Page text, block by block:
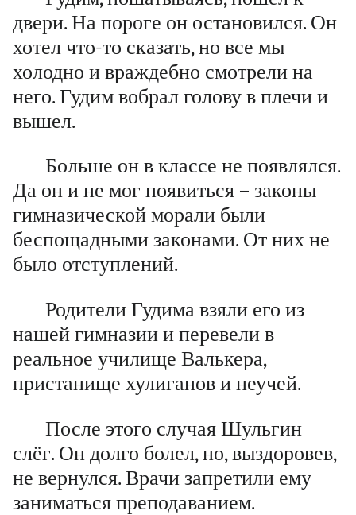
двери. На пороге он остановился. Он
хотел что-то сказать, но все мы
холодно и враждебно смотрели на
него. Гудим вобрал голову в плечи и
вышел.
Больше он в классе не появлялся.
Да он и не мог появиться – законы
гимназической морали были
беспощадными законами. От них не
было отступлений.
Родители Гудима взяли его из
нашей гимназии и перевели в
реальное училище Валькера,
пристанище хулиганов и неучей.
После этого случая Шульгин
слёг. Он долго болел, но, выздоровев,
не вернулся. Врачи запретили ему
заниматься преподаванием.